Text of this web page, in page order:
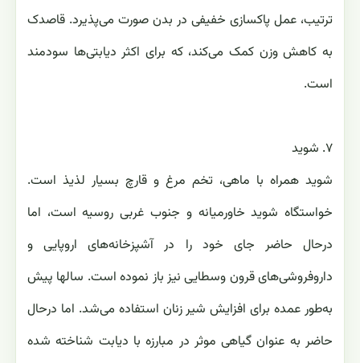
ترتیب، عمل پاکسازی خفیفی در بدن صورت می‌پذیرد. قاصدک
به کاهش وزن کمک می‌کند، که برای اکثر دیابتی‌ها سودمند
است.
۷. شوید
شوید همراه با ماهی، تخم مرغ و قارچ بسیار لذیذ است.
خواستگاه شوید خاورمیانه و جنوب غربی روسیه است، اما
درحال حاضر جای خود را در آشپزخانه‌های اروپایی و
داروفروشی‌های قرون وسطایی نیز باز نموده‌ است. سالها پیش
به‌طور عمده برای افزایش شیر زنان استفاده می‌شد. اما درحال
حاضر به عنوان گیاهی موثر در مبارزه با دیابت شناخته شده